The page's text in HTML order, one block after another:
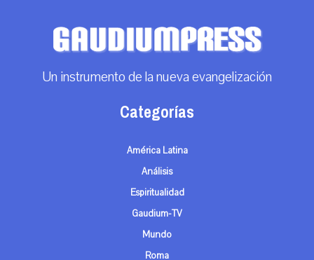
Un instrumento de la nueva evangelización
Categorías
América Latina
Análisis
Espiritualidad
Gaudium-TV
Mundo
Roma